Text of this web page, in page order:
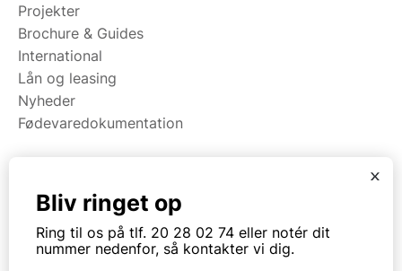
Projekter
Brochure & Guides
International
Lån og leasing
Nyheder
Fødevaredokumentation
Maskiner
Koge/varme/stege
Bageri
x
Bliv ringet op
Ring til os på tlf. 20 28 02 74 eller notér dit
nummer nedenfor, så kontakter vi dig.